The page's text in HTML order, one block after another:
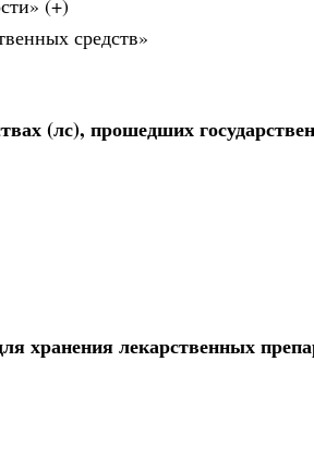
(+)
средств»
(лс), прошедших
хранения лекарственных